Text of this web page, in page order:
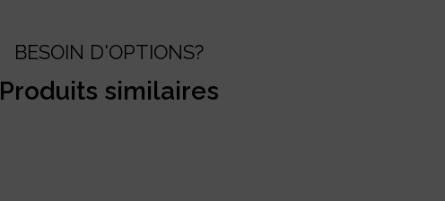
BESOIN D'OPTIONS?
Produits similaires